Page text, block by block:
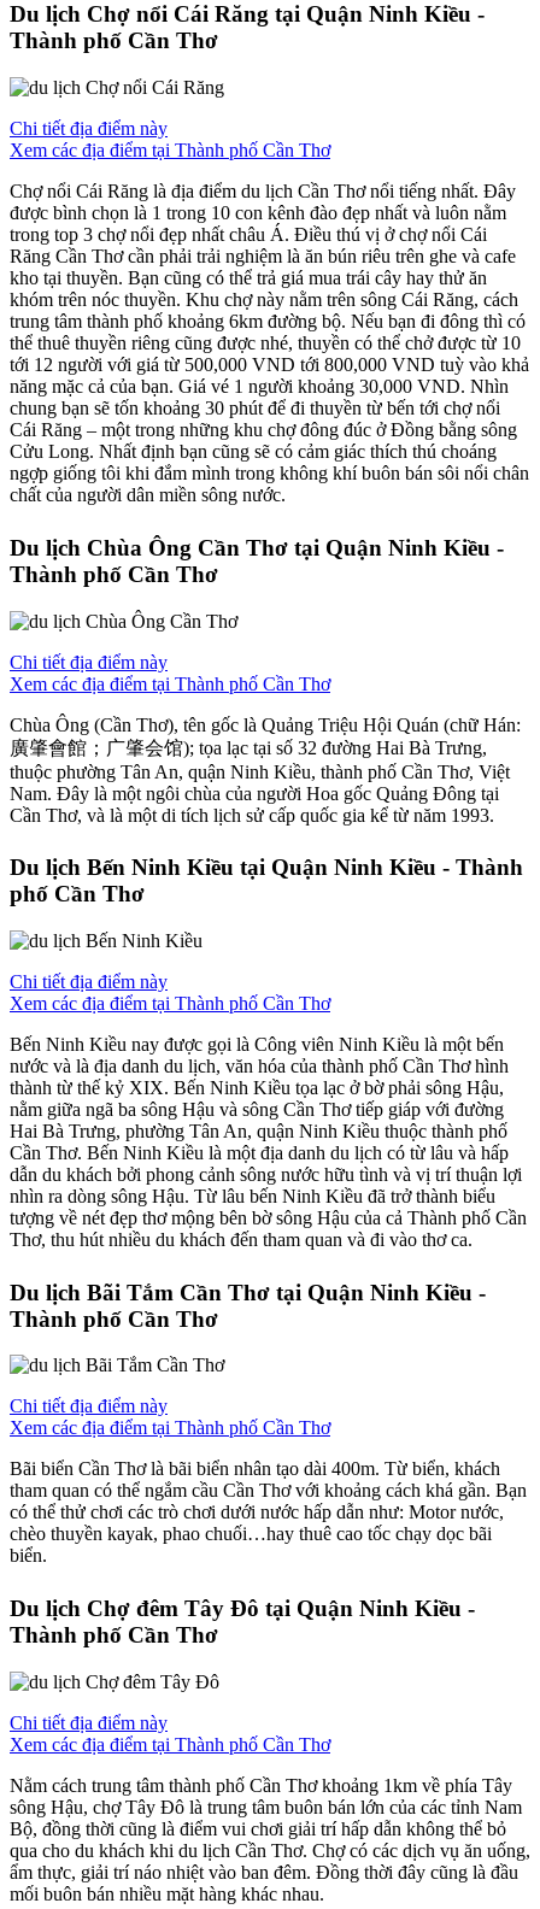
Du lịch Chợ nổi Cái Răng tại Quận Ninh Kiều -
Thành phố Cần Thơ
Chi tiết địa điểm này
Xem các địa điểm tại Thành phố Cần Thơ
Chợ nổi Cái Răng là địa điểm du lịch Cần Thơ nổi tiếng nhất. Đây
được bình chọn là 1 trong 10 con kênh đào đẹp nhất và luôn nằm
trong top 3 chợ nổi đẹp nhất châu Á. Điều thú vị ở chợ nổi Cái
Răng Cần Thơ cần phải trải nghiệm là ăn bún riêu trên ghe và cafe
kho tại thuyền. Bạn cũng có thể trả giá mua trái cây hay thử ăn
khóm trên nóc thuyền. Khu chợ này nằm trên sông Cái Răng, cách
trung tâm thành phố khoảng 6km đường bộ. Nếu bạn đi đông thì có
thể thuê thuyền riêng cũng được nhé, thuyền có thể chở được từ 10
tới 12 người với giá từ 500,000 VND tới 800,000 VND tuỳ vào khả
năng mặc cả của bạn. Giá vé 1 người khoảng 30,000 VND. Nhìn
chung bạn sẽ tốn khoảng 30 phút để đi thuyền từ bến tới chợ nổi
Cái Răng – một trong những khu chợ đông đúc ở Đồng bằng sông
Cửu Long. Nhất định bạn cũng sẽ có cảm giác thích thú choáng
ngợp giống tôi khi đắm mình trong không khí buôn bán sôi nổi chân
chất của người dân miền sông nước.
Du lịch Chùa Ông Cần Thơ tại Quận Ninh Kiều -
Thành phố Cần Thơ
Chi tiết địa điểm này
Xem các địa điểm tại Thành phố Cần Thơ
Chùa Ông (Cần Thơ), tên gốc là Quảng Triệu Hội Quán (chữ Hán:
廣肇會館；广肇会馆); tọa lạc tại số 32 đường Hai Bà Trưng,
thuộc phường Tân An, quận Ninh Kiều, thành phố Cần Thơ, Việt
Nam. Đây là một ngôi chùa của người Hoa gốc Quảng Đông tại
Cần Thơ, và là một di tích lịch sử cấp quốc gia kể từ năm 1993.
Du lịch Bến Ninh Kiều tại Quận Ninh Kiều - Thành
phố Cần Thơ
Chi tiết địa điểm này
Xem các địa điểm tại Thành phố Cần Thơ
Bến Ninh Kiều nay được gọi là Công viên Ninh Kiều là một bến
nước và là địa danh du lịch, văn hóa của thành phố Cần Thơ hình
thành từ thế kỷ XIX. Bến Ninh Kiều tọa lạc ở bờ phải sông Hậu,
nằm giữa ngã ba sông Hậu và sông Cần Thơ tiếp giáp với đường
Hai Bà Trưng, phường Tân An, quận Ninh Kiều thuộc thành phố
Cần Thơ. Bến Ninh Kiều là một địa danh du lịch có từ lâu và hấp
dẫn du khách bởi phong cảnh sông nước hữu tình và vị trí thuận lợi
nhìn ra dòng sông Hậu. Từ lâu bến Ninh Kiều đã trở thành biểu
tượng về nét đẹp thơ mộng bên bờ sông Hậu của cả Thành phố Cần
Thơ, thu hút nhiều du khách đến tham quan và đi vào thơ ca.
Du lịch Bãi Tắm Cần Thơ tại Quận Ninh Kiều -
Thành phố Cần Thơ
Chi tiết địa điểm này
Xem các địa điểm tại Thành phố Cần Thơ
Bãi biển Cần Thơ là bãi biển nhân tạo dài 400m. Từ biển, khách
tham quan có thể ngắm cầu Cần Thơ với khoảng cách khá gần. Bạn
có thể thử chơi các trò chơi dưới nước hấp dẫn như: Motor nước,
chèo thuyền kayak, phao chuối…hay thuê cao tốc chạy dọc bãi
biển.
Du lịch Chợ đêm Tây Đô tại Quận Ninh Kiều -
Thành phố Cần Thơ
Chi tiết địa điểm này
Xem các địa điểm tại Thành phố Cần Thơ
Nằm cách trung tâm thành phố Cần Thơ khoảng 1km về phía Tây
sông Hậu, chợ Tây Đô là trung tâm buôn bán lớn của các tỉnh Nam
Bộ, đồng thời cũng là điểm vui chơi giải trí hấp dẫn không thể bỏ
qua cho du khách khi du lịch Cần Thơ. Chợ có các dịch vụ ăn uống,
ẩm thực, giải trí náo nhiệt vào ban đêm. Đồng thời đây cũng là đầu
mối buôn bán nhiều mặt hàng khác nhau.